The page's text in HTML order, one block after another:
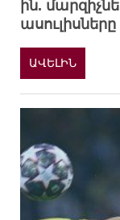
ին.
ասուլիսները
ԱՎԵԼԻՆ